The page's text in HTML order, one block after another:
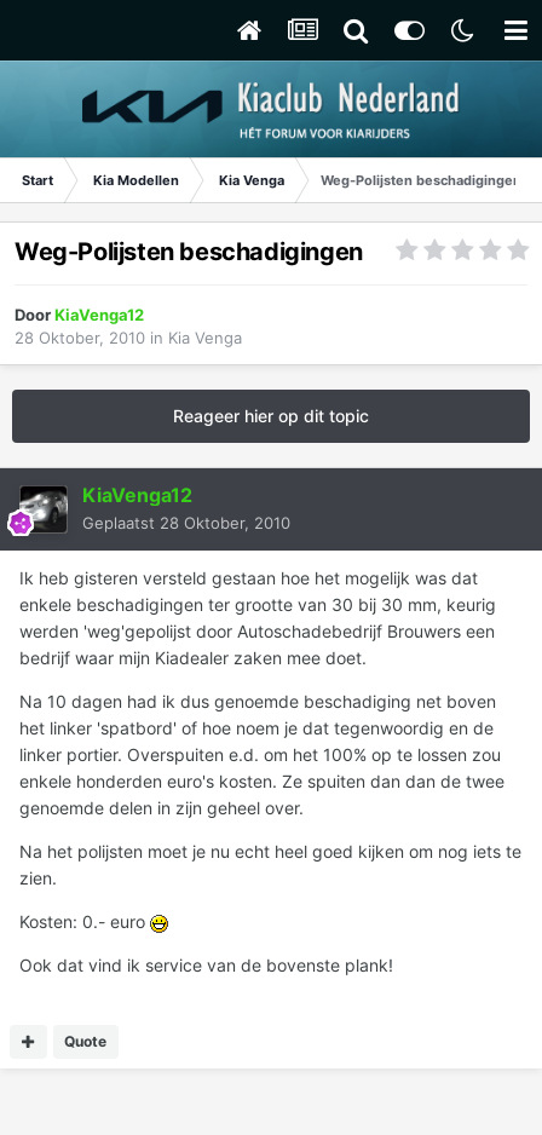
Start Kia Modellen Kia Venga Weg-Polijsten beschadigingen
Weg-Polijsten beschadigingen
DoorKiaVenga12
28 Oktober, 2010 in Kia Venga
Reageer hier op dit topic
KiaVenga12
Geplaatst 28 Oktober, 2010
Ik heb gisteren versteld gestaan hoe het mogelijk was dat
enkele beschadigingen ter grootte van 30 bij 30 mm, keurig
werden 'weg'gepolijst door Autoschadebedrijf Brouwers een
bedrijf waar mijn Kiadealer zaken mee doet.
Na 10 dagen had ik dus genoemde beschadiging net boven
het linker 'spatbord' of hoe noem je dat tegenwoordig en de
linker portier. Overspuiten e.d. om het 100% op te lossen zou
enkele honderden euro's kosten. Ze spuiten dan dan de twee
genoemde delen in zijn geheel over.
Na het polijsten moet je nu echt heel goed kijken om nog iets te
zien.
Kosten: 0.- euro
Ook dat vind ik service van de bovenste plank!
Quote